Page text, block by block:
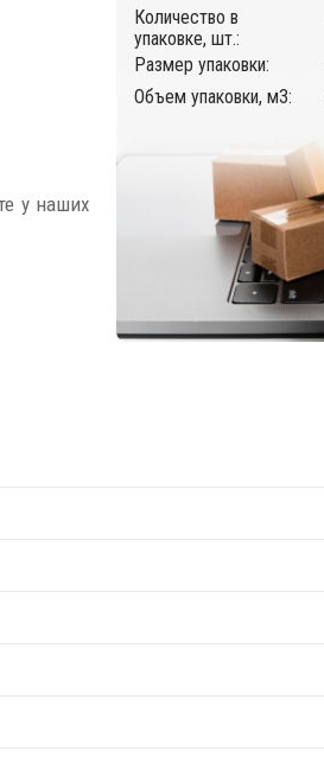
у наших
Количество в
упаковке, шт.:
Размер упаковки:
Объем упаковки, м3: